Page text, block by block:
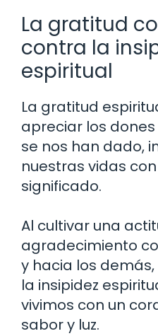
La gratitud
contra la
espiritual
La gratitud
apreciar los
se nos han dado,
nuestras vidas
significado.
Al cultivar una
agradecimiento
y hacia los
la insipidez
vivimos con un
sabor y luz.